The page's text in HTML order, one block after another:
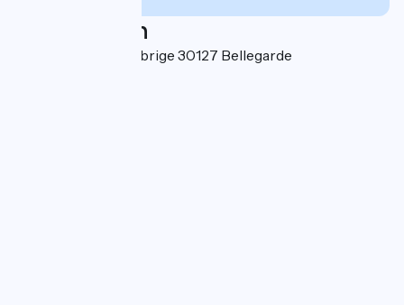
Localisation
670, avenue du Félibrige 30127 Bellegarde